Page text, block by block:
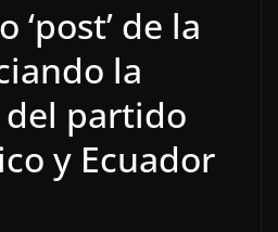
‘post’ de la
la
partido
y Ecuador